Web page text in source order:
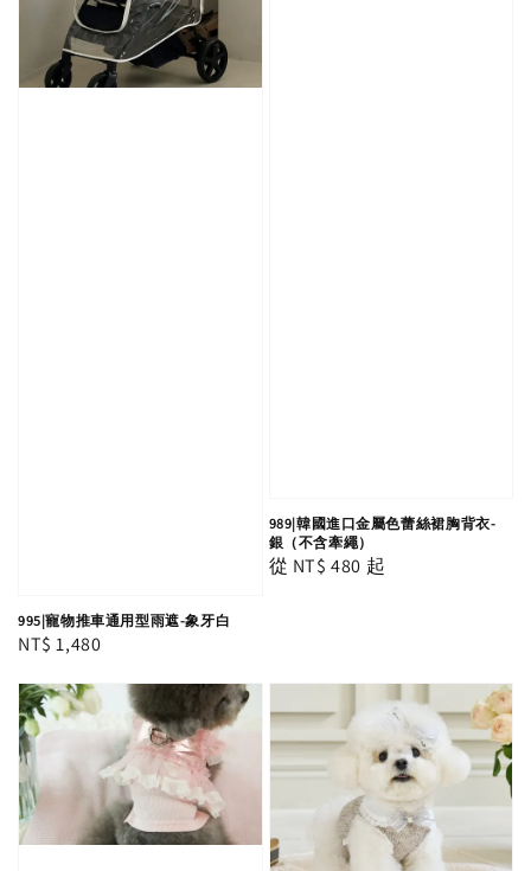
995|寵物推車通用型雨遮-象牙白
Regular
NT$ 1,480
989|韓國進口金屬色蕾絲裙胸背衣-
銀（不含牽繩）
Regular
從 NT$ 480 起